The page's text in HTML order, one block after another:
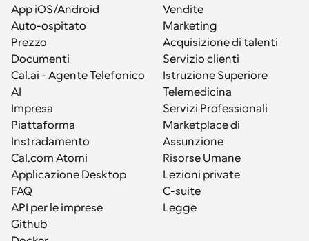
App iOS/Android
Auto-ospitato
Prezzo
Documenti
Cal.ai - Agente Telefonico
AI
Impresa
Piattaforma
Instradamento
Cal.com Atomi
Applicazione Desktop
FAQ
API per le imprese
Github
Vendite
Marketing
Acquisizione di talenti
Servizio clienti
Istruzione Superiore
Telemedicina
Servizi Professionali
Marketplace di
Assunzione
Risorse Umane
Lezioni private
C-suite
Legge